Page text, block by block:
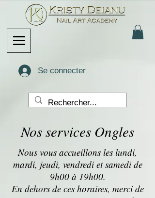
Se connecter
Nos services Ongles
Nous vous accueillons les lundi,
mardi, jeudi, vendredi et samedi de
9h00 à 19h00.
En dehors de ces horaires, merci de